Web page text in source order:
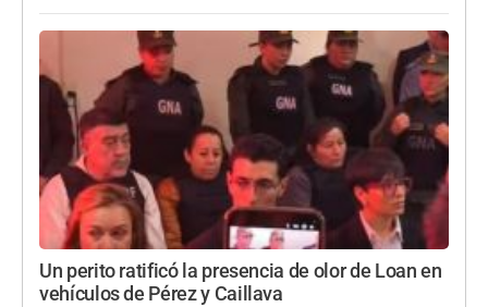
Un perito ratificó la presencia de olor de Loan en
vehículos de Pérez y Caillava